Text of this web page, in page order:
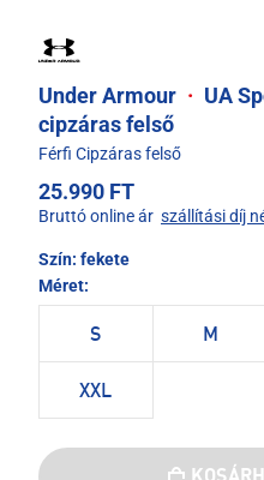
Under Armour · UA
cipzáras felső
Férfi Cipzáras felső
25.990 FT
Bruttó online ár szállítási díj
Szín: fekete
Méret:
S M
XXL